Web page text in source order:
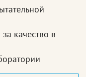
качество в